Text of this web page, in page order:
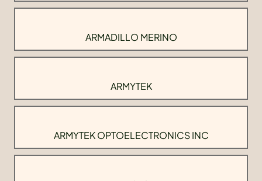
ARMADILLO MERINO
ARMYTEK
ARMYTEK OPTOELECTRONICS INC